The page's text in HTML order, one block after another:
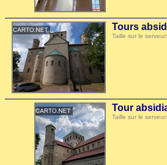
Tours
Taille sur le
Tour
Taille sur le